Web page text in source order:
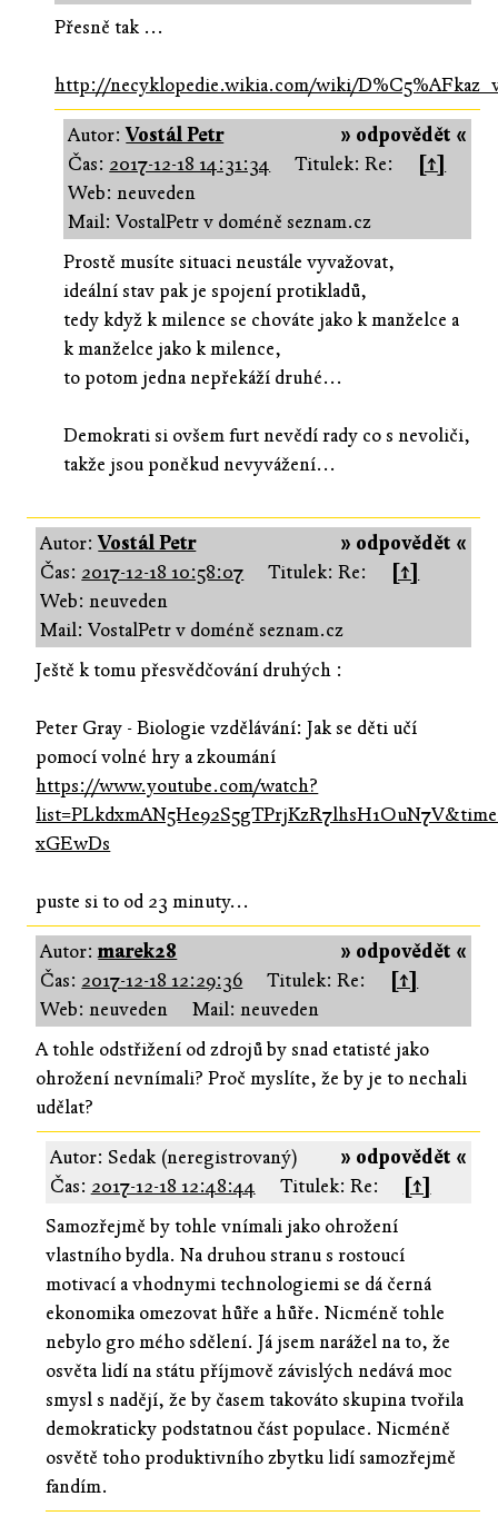
Přesně tak ...
http://necyklopedie.wikia.com/wiki/
» odpovědět «
Autor:Vostál Petr
Čas: 2017-12-18 14:31:34 Titulek: Re:
[↑]
Web: neuveden
Mail: VostalPetr v doméně seznam.cz
Prostě musíte situaci neustále vyvažovat,
ideální stav pak je spojení protikladů,
tedy když k milence se chováte jako k manželce a
k manželce jako k milence,
to potom jedna nepřekáží druhé...
Demokrati si ovšem furt nevědí rady co s nevoliči,
takže jsou poněkud nevyvážení...
» odpovědět «
Autor:Vostál Petr
Čas: 2017-12-18 10:58:07 Titulek: Re:
[↑]
Web: neuveden
Mail: VostalPetr v doméně seznam.cz
Ještě k tomu přesvědčování druhých :
Peter Gray - Biologie vzdělávání: Jak se děti učí
pomocí volné hry a zkoumání
https://www.youtube.com/watch?
xGEwDs
puste si to od 23 minuty...
» odpovědět «
Autor:marek28
Čas: 2017-12-18 12:29:36 Titulek: Re:
[↑]
Web: neuveden
Mail: neuveden
A tohle odstřižení od zdrojů by snad etatisté jako
ohrožení nevnímali? Proč myslíte, že by je to nechali
udělat?
» odpovědět «
Autor: Sedak (neregistrovaný)
Čas: 2017-12-18 12:48:44 Titulek: Re:
[↑]
Samozřejmě by tohle vnímali jako ohrožení
vlastního bydla. Na druhou stranu s rostoucí
motivací a vhodnymi technologiemi se dá černá
ekonomika omezovat hůře a hůře. Nicméně tohle
nebylo gro mého sdělení. Já jsem narážel na to, že
osvěta lidí na státu příjmově závislých nedává moc
smysl s nadějí, že by časem takováto skupina tvořila
demokraticky podstatnou část populace. Nicméně
osvětě toho produktivního zbytku lidí samozřejmě
fandím.